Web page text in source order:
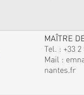
MAÎTRE
Tel. : +33 2
Mail :
nantes.fr